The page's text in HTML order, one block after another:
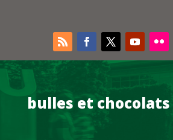
bulles et chocolats